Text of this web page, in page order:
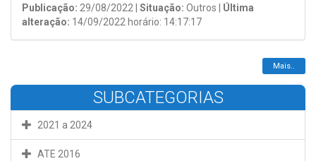
Publicação: 29/08/2022 | Situação: Outros | Última
alteração: 14/09/2022 horário: 14:17:17
Mais..
SUBCATEGORIAS
2021 a 2024
ATE 2016